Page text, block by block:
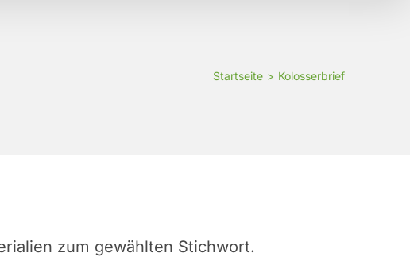
Startseite Kolosserbrief
zum gewählten Stichwort.